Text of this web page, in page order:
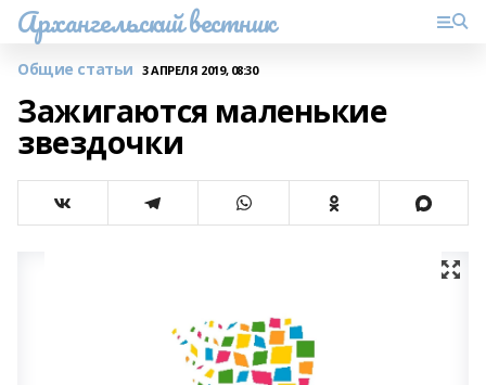
Архангельский вестник
Общие статьи 3 АПРЕЛЯ 2019, 08:30
Зажигаются маленькие
звездочки